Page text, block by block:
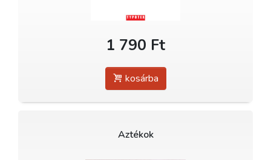
1 790 Ft
kosárba
Aztékok